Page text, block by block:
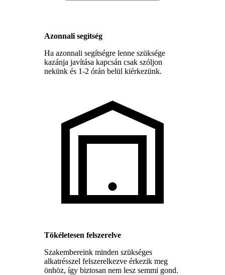
Azonnali segítség
Ha azonnali segítségre lenne szüksége
kazánja javítása kapcsán csak szóljon
nekünk és 1-2 órán belül kiérkezünk.
Tökéletesen felszerelve
Szakembereink minden szükséges
alkatrésszel felszerelkezve érkezik meg
önhöz, így biztosan nem lesz semmi gond.